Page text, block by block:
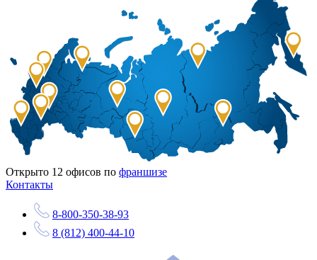
Открыто 12 офисов по франшизе
Контакты
8-800-350-38-93
8 (812) 400-44-10